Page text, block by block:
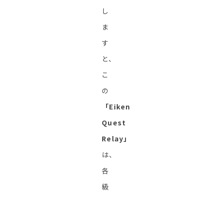
し
ま
す
と、
こ
の
「Eiken
Quest
Relay」
は、
各
級